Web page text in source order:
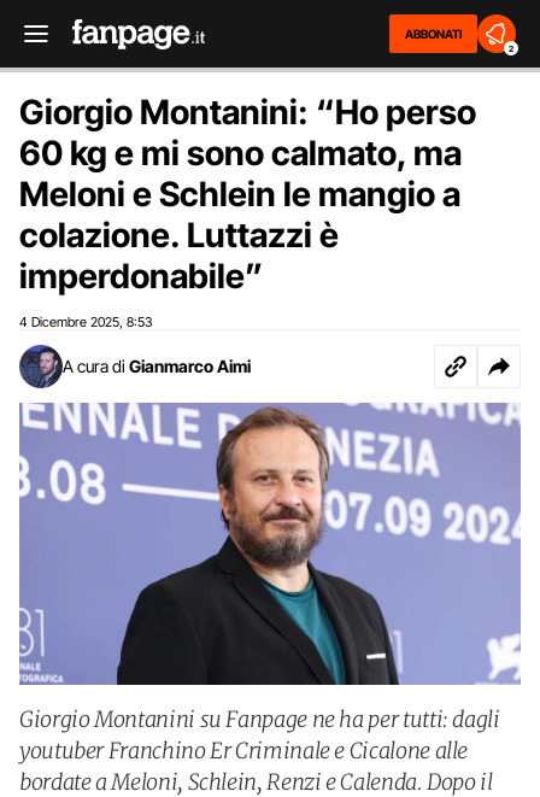
ABBONATI
2
Giorgio Montanini: “Ho perso
60 kg e mi sono calmato, ma
Meloni e Schlein le mangio a
colazione. Luttazzi è
imperdonabile”
4 Dicembre 2025 8:53
A cura di Gianmarco Aimi
Giorgio Montanini su Fanpage ne ha per tutti: dagli
youtuber Franchino Er Criminale e Cicalone alle
bordate a Meloni, Schlein, Renzi e Calenda. Dopo il